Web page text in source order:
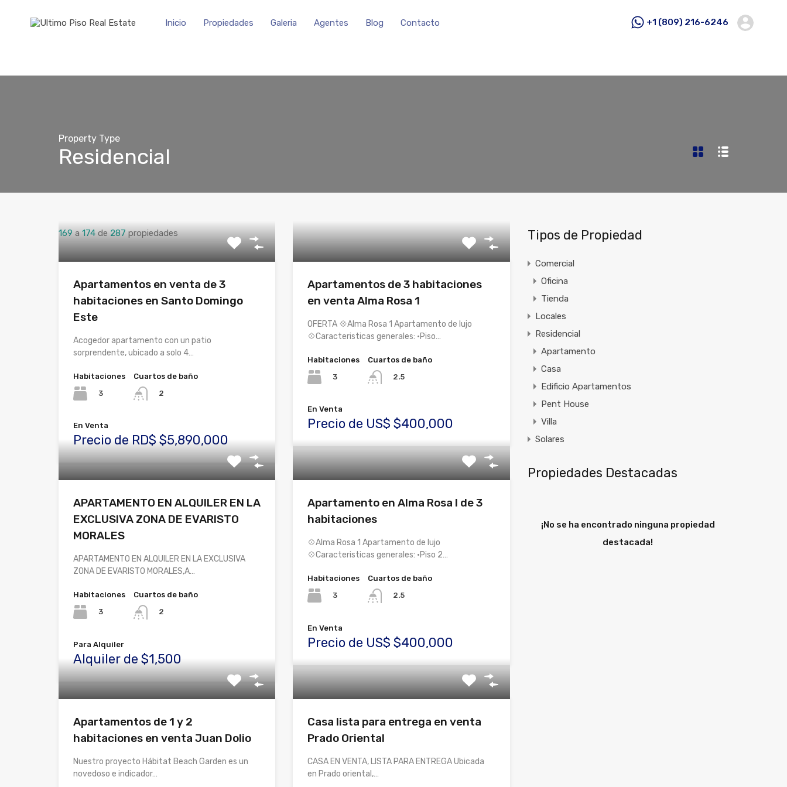
Inicio Propiedades Galeria Agentes Blog Contacto +1 (809) 216-6246
Property Type
Residencial
169 a174 de287 propiedades
Apartamentos en venta de 3
habitaciones en Santo Domingo
Este
Acogedor apartamento con un patio
sorprendente, ubicado a solo 4…
Habitaciones
3
Cuartos de baño
2
En Venta
Precio de RD$ $5,890,000
Apartamentos de 3 habitaciones
en venta Alma Rosa 1
OFERTA 💠Alma Rosa 1 Apartamento de lujo
💠Caracteristicas generales: •Piso…
Habitaciones
3
Cuartos de baño
2.5
En Venta
Precio de US$ $400,000
APARTAMENTO EN ALQUILER EN LA
EXCLUSIVA ZONA DE EVARISTO
MORALES
APARTAMENTO EN ALQUILER EN LA EXCLUSIVA
ZONA DE EVARISTO MORALES,A…
Habitaciones
3
Cuartos de baño
2
Para Alquiler
Alquiler de $1,500
Apartamento en Alma Rosa I de 3
habitaciones
💠Alma Rosa 1 Apartamento de lujo
💠Caracteristicas generales: •Piso 2…
Habitaciones
3
Cuartos de baño
2.5
En Venta
Precio de US$ $400,000
Apartamentos de 1 y 2
habitaciones en venta Juan Dolio
Nuestro proyecto Hábitat Beach Garden es un
novedoso e indicador…
Casa lista para entrega en venta
Prado Oriental
CASA EN VENTA, LISTA PARA ENTREGA Ubicada
en Prado oriental,…
Tipos de Propiedad
Comercial
Oficina
Tienda
Locales
Residencial
Apartamento
Casa
Edificio Apartamentos
Pent House
Villa
Solares
Propiedades Destacadas
¡No se ha encontrado ninguna propiedad
destacada!